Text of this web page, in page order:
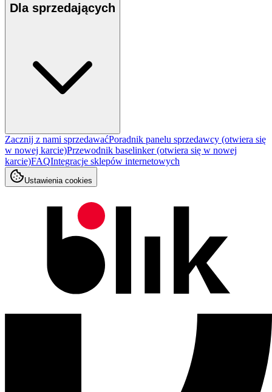
Dla sprzedających
Zacznij z nami sprzedawaćPoradnik panelu sprzedawcy (otwiera się
w nowej karcie)Przewodnik baselinker(otwiera się w nowej
karcie)FAQIntegracje sklepów internetowych
Ustawienia cookies